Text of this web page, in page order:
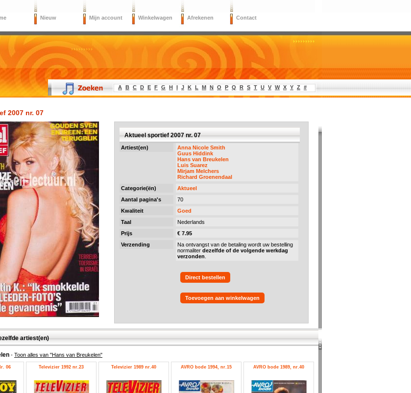
Nieuw Mijn account Winkelwagen Afrekenen Contact
A B C D E F G H I J K L M N O P Q R S T U V W X Y Z #
2007 nr. 07
Aktueel sportief 2007 nr. 07
Artiest(en)
Anna Nicole Smith
Guus Hiddink
Hans van Breukelen
Luis Suarez
Mirjam Melchers
Richard Groenendaal
Categorie(ën)
Aktueel
Aantal pagina's
70
Kwaliteit
Goed
Taal
Nederlands
Prijs
€ 7.95
Verzending
Na ontvangst van de betaling wordt uw bestelling
normaliter dezelfde of de volgende werkdag
verzonden
Direct bestellen
Toevoegen aan winkelwagen
artiest(en)
- Toon alles van "Hans van Breukelen"
06 Televizier 1992 nr.23 Televizier 1989 nr.40 AVRO bode 1994, nr.15 AVRO bode 1989, nr.40